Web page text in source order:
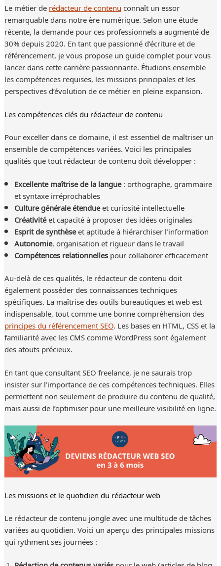
Le métier derédacteur de contenuconnaît un essor
remarquable dans notre ère numérique. Selon une étude
récente, la demande pour ces professionnels a augmenté de
30% depuis 2020. En tant que passionné d’écriture et de
référencement, je vous propose un guide complet pour vous
lancer dans cette carrière passionnante. Étudions ensemble
les compétences requises, les missions principales et les
perspectives d’évolution de ce métier en pleine expansion.
Les compétences clés du rédacteur de contenu
Pour exceller dans ce domaine, il est essentiel de maîtriser un
ensemble de compétences variées. Voici les principales
qualités que tout rédacteur de contenu doit développer :
Excellente maîtrise de la langue: orthographe, grammaire
et syntaxe irréprochables
Culture générale étendueet curiosité intellectuelle
Créativitéet capacité à proposer des idées originales
Esprit de synthèseet aptitude à hiérarchiser l’information
Autonomie, organisation et rigueur dans le travail
Compétences relationnellespour collaborer efficacement
Au-delà de ces qualités, le rédacteur de contenu doit
également posséder des connaissances techniques
spécifiques. La maîtrise des outils bureautiques et web est
indispensable, tout comme une bonne compréhension des
principes du référencement SEO. Les bases en HTML, CSS et la
familiarité avec les CMS comme WordPress sont également
des atouts précieux.
En tant que consultant SEO freelance, je ne saurais trop
insister sur l’importance de ces compétences techniques. Elles
permettent non seulement de produire du contenu de qualité,
mais aussi de l’optimiser pour une meilleure visibilité en ligne.
Les missions et le quotidien du rédacteur web
Le rédacteur de contenu jongle avec une multitude de tâches
variées au quotidien. Voici un aperçu des principales missions
qui rythment ses journées :